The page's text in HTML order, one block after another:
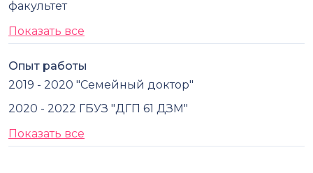
факультет
Показать все
Опыт работы
2019 - 2020 "Семейный доктор"
2020 - 2022 ГБУЗ "ДГП 61 ДЗМ"
Показать все